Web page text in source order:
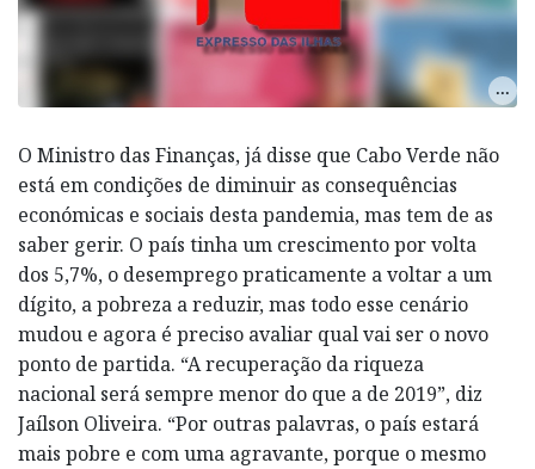
O Ministro das Finanças, já disse que Cabo Verde não
está em condições de diminuir as consequências
económicas e sociais desta pandemia, mas tem de as
saber gerir. O país tinha um crescimento por volta
dos 5,7%, o desemprego praticamente a voltar a um
dígito, a pobreza a reduzir, mas todo esse cenário
mudou e agora é preciso avaliar qual vai ser o novo
ponto de partida. “A recuperação da riqueza
nacional será sempre menor do que a de 2019”, diz
Jaílson Oliveira. “Por outras palavras, o país estará
mais pobre e com uma agravante, porque o mesmo